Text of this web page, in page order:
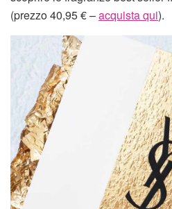
(prezzo 40,95 € –acquista qui).